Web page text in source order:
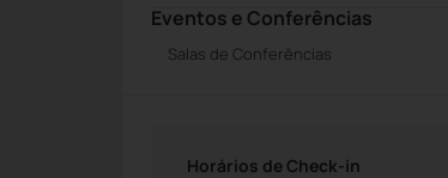
Eventos e Conferências
Salas de Conferências
Horários de Check-in